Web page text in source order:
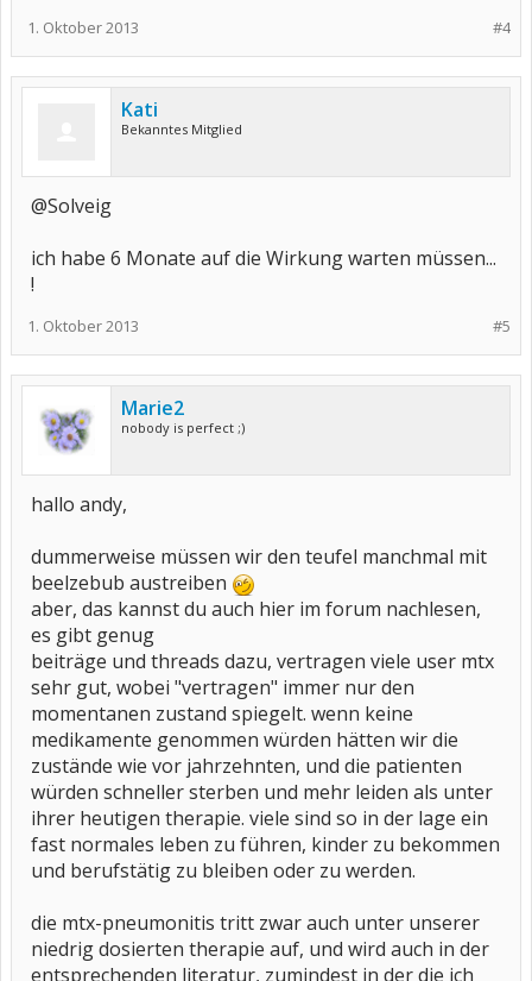
#4
1. Oktober 2013
Kati
Bekanntes Mitglied
@Solveig
ich habe 6 Monate auf die Wirkung warten müssen...
!
#5
1. Oktober 2013
Marie2
nobody is perfect ;)
hallo andy,
dummerweise müssen wir den teufel manchmal mit
beelzebub austreiben
aber, das kannst du auch hier im forum nachlesen,
es gibt genug
beiträge und threads dazu, vertragen viele user mtx
sehr gut, wobei "vertragen" immer nur den
momentanen zustand spiegelt. wenn keine
medikamente genommen würden hätten wir die
zustände wie vor jahrzehnten, und die patienten
würden schneller sterben und mehr leiden als unter
ihrer heutigen therapie. viele sind so in der lage ein
fast normales leben zu führen, kinder zu bekommen
und berufstätig zu bleiben oder zu werden.
die mtx-pneumonitis tritt zwar auch unter unserer
niedrig dosierten therapie auf, und wird auch in der
entsprechenden literatur, zumindest in der die ich